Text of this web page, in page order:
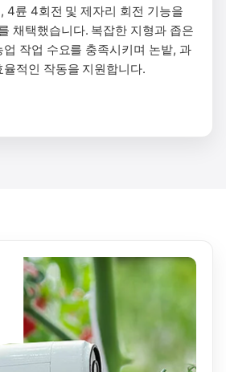
4륜 4회전 및 제자리 회전 기능을
채택했습니다. 복잡한 지형과 좁은
작업 수요를 충족시키며 논밭, 과
적인 작동을 지원합니다.